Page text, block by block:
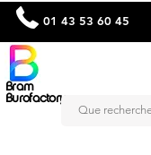
Bram
Burofactory
01 43 53 60 45